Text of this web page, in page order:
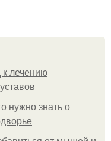
к лечению
нужно знать о